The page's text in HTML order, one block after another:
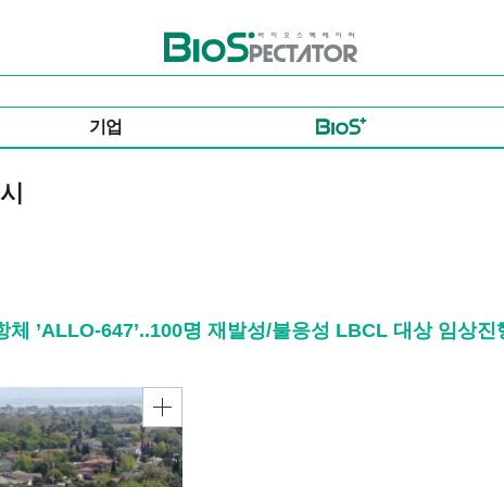
바이오스펙테이터
기업
’ALLO-647’..100명 재발성/불응성 LBCL 대상 임상진